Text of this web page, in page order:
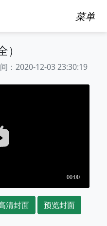
菜单
2020-12-03 23:30:19
清封面 预览封面